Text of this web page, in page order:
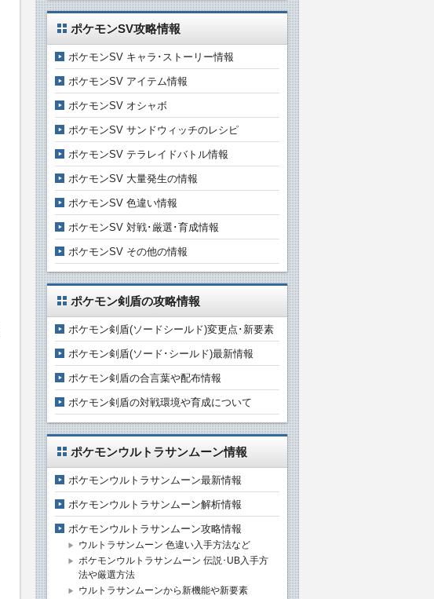
ポケモンSV攻略情報
ポケモンSV キャラ･ストーリー情報
ポケモンSV アイテム情報
ポケモンSV オシャボ
ポケモンSV サンドウィッチのレシピ
ポケモンSV テラレイドバトル情報
ポケモンSV 大量発生の情報
ポケモンSV 色違い情報
ポケモンSV 対戦･厳選･育成情報
ポケモンSV その他の情報
ポケモン剣盾の攻略情報
ポケモン剣盾(ソードシールド)変更点･新要素
ポケモン剣盾(ソード･シールド)最新情報
ポケモン剣盾の合言葉や配布情報
ポケモン剣盾の対戦環境や育成について
ポケモンウルトラサンムーン情報
ポケモンウルトラサンムーン最新情報
ポケモンウルトラサンムーン解析情報
ポケモンウルトラサンムーン攻略情報
ウルトラサンムーン 色違い入手方法など
ポケモンウルトラサンムーン 伝説･UB入手方
法や厳選方法
ウルトラサンムーンから新機能や新要素